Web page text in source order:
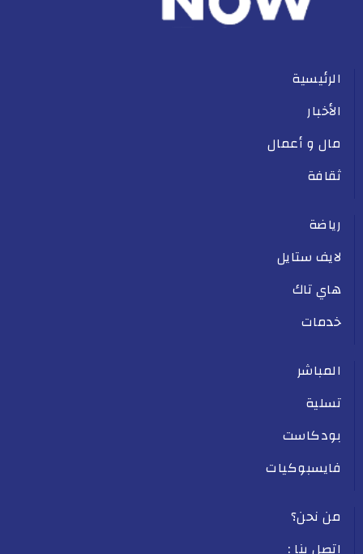
الرئيسية
الأخبار
مال و أعمال
ثقافة
رياضة
لايف ستايل
هاي تاك
خدمات
المباشر
تسلية
بودكاست
فايسبوكيات
من نحن؟